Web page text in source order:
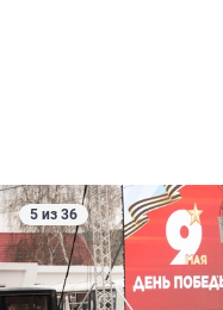
5 из 36